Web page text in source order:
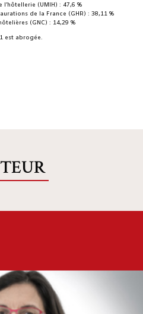
(UMIH) : 47,6 %
de la France (GHR) : 38,11 %
(GNC) : 14,29 %
est abrogée.